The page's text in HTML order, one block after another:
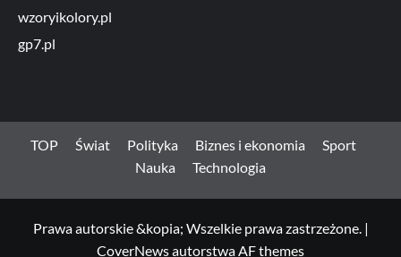
wzoryikolory.pl
gp7.pl
TOP Świat Polityka Biznes i ekonomia
Sport
Nauka
Technologia
Prawa autorskie &kopia; Wszelkie prawa zastrzeżone. |
CoverNewsautorstwa AF themes